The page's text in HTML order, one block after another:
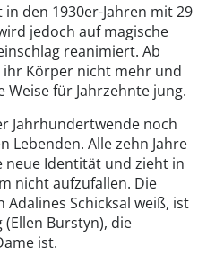
den 1930er-Jahren mit 29
jedoch auf magische
reanimiert. Ab
Körper nicht mehr und
für Jahrzehnte jung.
Jahrhundertwende noch
Lebenden. Alle zehn Jahre
neue Identität und zieht in
nicht aufzufallen. Die
Adalines Schicksal weiß, ist
Burstyn), die
ist.